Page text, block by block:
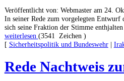
Veröffentlicht von: Webmaster am 24.
In seiner Rede zum vorgelegten Entwurf
sich seine Fraktion der Stimme
weiterlesen (3541 Zeichen )
[ Sicherheitspolitik und Bundeswehr|
Rede Nachtweis